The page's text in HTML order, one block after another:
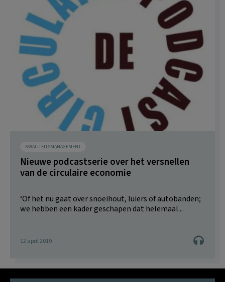
KWALITEITSMANAGEMENT
Nieuwe podcastserie over het versnellen
van de circulaire economie
‘Of het nu gaat over snoeihout, luiers of autobanden;
we hebben een kader geschapen dat helemaal...
12 april 2019